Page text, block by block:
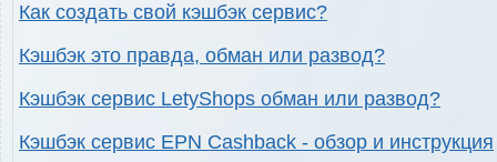
Как создать свой кэшбэк сервис?
Кэшбэк это правда, обман или развод?
Кэшбэк сервис LetyShops обман или развод?
Кэшбэк сервис EPN Cashback - обзор и инструкция